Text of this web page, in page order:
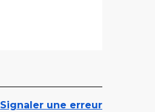
Signaler une erreur